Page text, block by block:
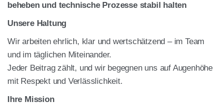
behe­ben und tech­ni­sche Pro­zes­se sta­bil hal­ten
Unse­re Hal­tung
Wir arbei­ten ehr­lich, klar und wert­schät­zend – im Team
und im täg­li­chen Mit­ein­an­der.
Jeder Bei­trag zählt, und wir begeg­nen uns auf Augen­hö­he
mit Respekt und Ver­läss­lich­keit.
Ihre Mis­si­on